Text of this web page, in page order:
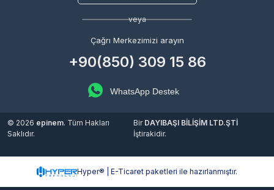
veya
Çağrı Merkezimizi arayın
+90(850) 309 15 86
WhatsApp Destek
© 2026 epinem. Tüm Hakları
Saklıdır.
Bir DAYIBAŞI BİLİŞİM LTD.ŞTİ
İştirakidir.
Hyper® | E-Ticaret paketleri ile hazırlanmıştır.